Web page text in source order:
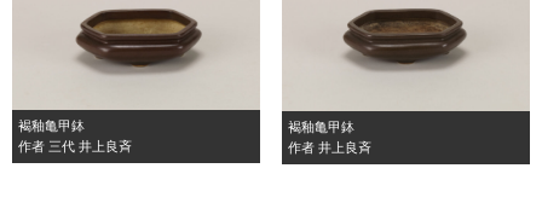
褐釉亀甲鉢
作者 三代 井上良斉
褐釉亀甲鉢
作者 井上良斉